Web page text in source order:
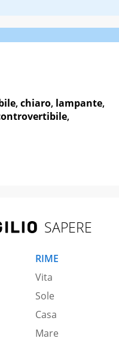
,chiaro, lampante,
,
SAPERE
RIME
Vita
Sole
Casa
Mare